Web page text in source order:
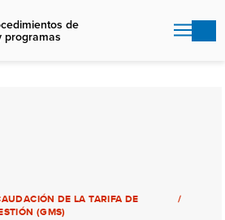
de
programas
DE LA TARIFA DE
(GMS)